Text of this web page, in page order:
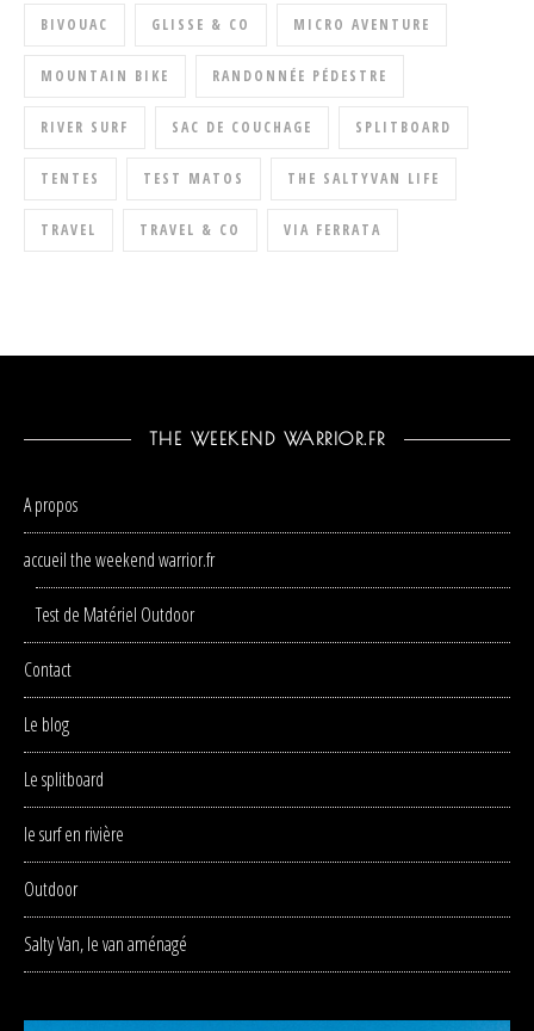
BIVOUAC GLISSE & CO MICRO AVENTURE
MOUNTAIN BIKE RANDONNÉE PÉDESTRE
RIVER SURF SAC DE COUCHAGE SPLITBOARD
TENTES TEST MATOS THE SALTYVAN LIFE
TRAVEL TRAVEL & CO VIA FERRATA
THE WEEKEND WARRIOR.FR
A propos
accueil the weekend warrior.fr
Test de Matériel Outdoor
Contact
Le blog
Le splitboard
le surf en rivière
Outdoor
Salty Van, le van aménagé